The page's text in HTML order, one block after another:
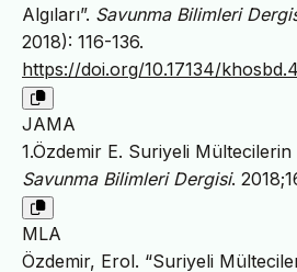
Algıları”. Savunma Bilimleri
2018): 116-136.
https://doi.org/10.17134/
JAMA
1.Özdemir E. Suriyeli Mültecilerin
Savunma Bilimleri Dergisi.
MLA
Özdemir, Erol. “Suriyeli